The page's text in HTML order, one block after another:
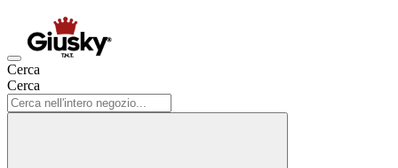
Cerca
Cerca